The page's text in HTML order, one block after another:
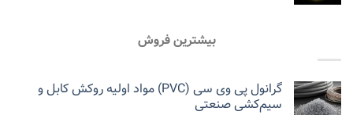
بیشترین فروش
گرانول پی وی سی (PVC) مواد اولیه روکش کابل و
سیم‌کشی صنعتی